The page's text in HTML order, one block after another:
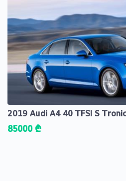
2019 Audi A4 40 TFSI S
85000 ₾